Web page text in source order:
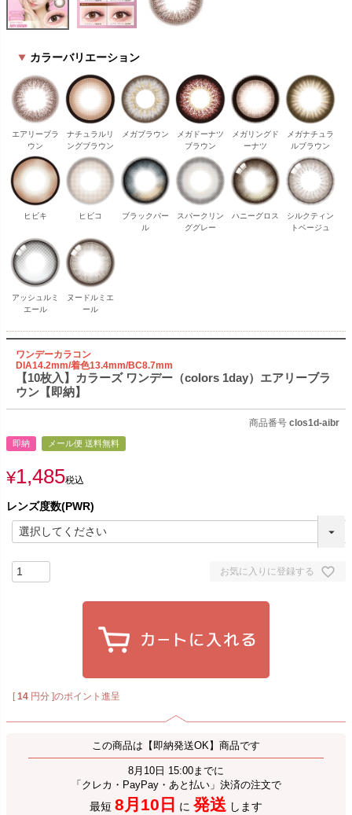
カラーバリエーション
エアリーブラ
ウン
ナチュラルリ
ングブラウン
メガブラウン
メガドーナツ
ブラウン
メガリングド
ーナツ
メガナチュラ
ルブラウン
ヒビキ ヒビコ
ブラックパー
ル
スパークリン
ググレー
ハニーグロス
シルクティン
トベージュ
アッシュルミ
エール
ヌードルミエ
ール
ワンデーカラコン
DIA14.2mm/着色13.4mm/BC8.7mm
【10枚入】カラーズ ワンデー（colors 1day）エアリーブラ
ウン【即納】
商品番号 clos1d-aibr
即納 メール便 送料無料
¥1,485税込
レンズ度数(PWR)
お気に入りに登録する
[14 円分 ]のポイント進呈
この商品は【即納発送OK】商品です
8月10日 15:00までに
「クレカ・PayPay・あと払い」決済の注文で
最短 8月10日 に 発送 します